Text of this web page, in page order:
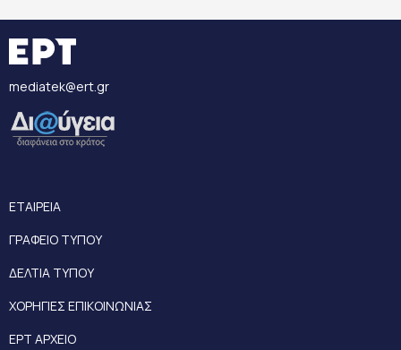
mediatek@ert.gr
ΕΤΑΙΡΕΙΑ
ΓΡΑΦΕΙΟ ΤΥΠΟΥ
ΔΕΛΤΙΑ ΤΥΠΟΥ
ΧΟΡΗΓΙΕΣ ΕΠΙΚΟΙΝΩΝΙΑΣ
ΕΡΤ ΑΡΧΕΙΟ